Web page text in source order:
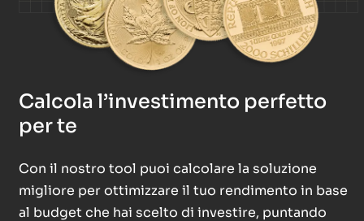
Calcola l’investimento perfetto
per te
Con il nostro tool puoi calcolare la soluzione
migliore per ottimizzare il tuo rendimento in base
al budget che hai scelto di investire, puntando